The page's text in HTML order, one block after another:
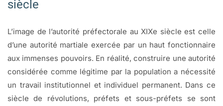
siècle
L’image de l’autorité préfectorale au XIXe siècle est celle
d’une autorité martiale exercée par un haut fonctionnaire
aux immenses pouvoirs. En réalité, construire une autorité
considérée comme légitime par la population a nécessité
un travail institutionnel et individuel permanent. Dans ce
siècle de révolutions, préfets et sous-préfets se sont